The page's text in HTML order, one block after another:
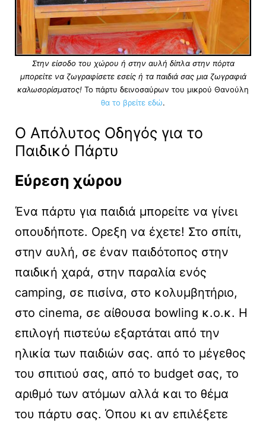
Στην είσοδο του χώρου ή στην αυλή δίπλα στην πόρτα
μπορείτε να ζωγραφίσετε εσείς ή τα παιδιά σας μια ζωγραφιά
καλωσορίσματος! Το πάρτυ δεινοσαύρων του μικρού Θανούλη
θα το βρείτε εδώ.
Ο Απόλυτος Οδηγός για το
Παιδικό Πάρτυ
Εύρεση χώρου
Ένα πάρτυ για παιδιά μπορείτε να γίνει
οπουδήποτε. Ορεξη να έχετε! Στο σπίτι,
στην αυλή, σε έναν παιδότοπος στην
παιδική χαρά, στην παραλία ενός
camping, σε πισίνα, στο κολυμβητήριο,
στο cinema, σε αίθουσα bowling κ.ο.κ. H
επιλογή πιστεύω εξαρτάται από την
ηλικία των παιδιών σας. από το μέγεθος
του σπιτιού σας, από το budget σας, το
αριθμό των ατόμων αλλά και το θέμα
του πάρτυ σας. Όπου κι αν επιλέξετε